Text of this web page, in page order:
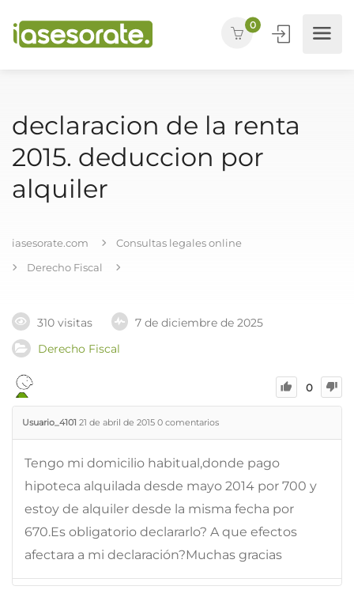
0
declaracion de la renta
2015. deduccion por
alquiler
iasesorate.com
Consultas legales online
Derecho Fiscal
310 visitas
7 de diciembre de 2025
Derecho Fiscal
0
Usuario_4101 21 de abril de 2015 0 comentarios
Tengo mi domicilio habitual,donde pago
hipoteca alquilada desde mayo 2014 por 700 y
estoy de alquiler desde la misma fecha por
670.Es obligatorio declararlo? A que efectos
afectara a mi declaración?Muchas gracias